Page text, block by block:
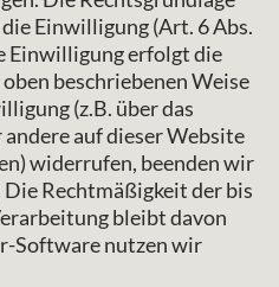
Einwilligung (Art. 6 Abs.
Einwilligung erfolgt die
beschriebenen Weise
(z.B. über das
auf dieser Website
widerrufen, beenden wir
Rechtmäßigkeit der bis
bleibt davon
Software nutzen wir